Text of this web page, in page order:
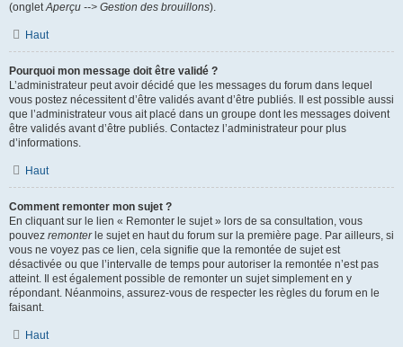
(ongletAperçu --> Gestion des brouillons).
Haut
Pourquoi mon message doit être validé ?
L’administrateur peut avoir décidé que les messages du forum dans lequel
vous postez nécessitent d’être validés avant d’être publiés. Il est possible aussi
que l’administrateur vous ait placé dans un groupe dont les messages doivent
être validés avant d’être publiés. Contactez l’administrateur pour plus
d’informations.
Haut
Comment remonter mon sujet ?
En cliquant sur le lien « Remonter le sujet » lors de sa consultation, vous
pouvez remonterle sujet en haut du forum sur la première page. Par ailleurs, si
vous ne voyez pas ce lien, cela signifie que la remontée de sujet est
désactivée ou que l’intervalle de temps pour autoriser la remontée n’est pas
atteint. Il est également possible de remonter un sujet simplement en y
répondant. Néanmoins, assurez-vous de respecter les règles du forum en le
faisant.
Haut